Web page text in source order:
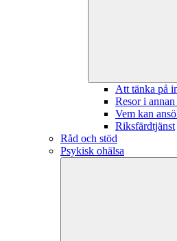
Att tänka på
Resor i
Vem kan
Riksfärdtjänst
Råd och stöd
Psykisk ohälsa